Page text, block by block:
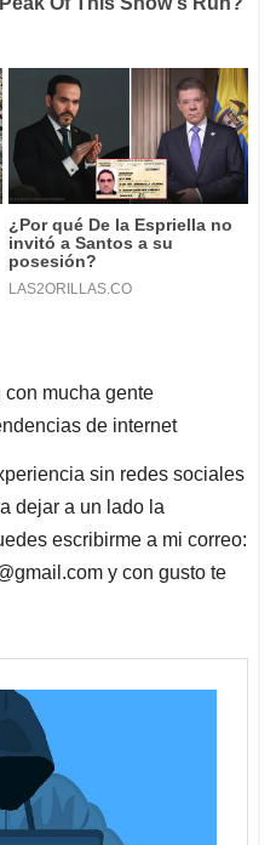
mucha gente
de internet
sin redes sociales
dejar a un lado la
escribirme a mi correo:
y con gusto te